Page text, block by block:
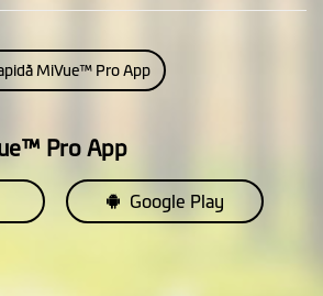
MiVue™ Pro App
Pro App
Google Play